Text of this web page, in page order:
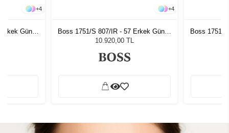
+4
Güneş
+4
Boss 1751/S 807/IR - 57 Erkek Güneş
Gözlüğü
10.920,00 TL
Boss 1751/